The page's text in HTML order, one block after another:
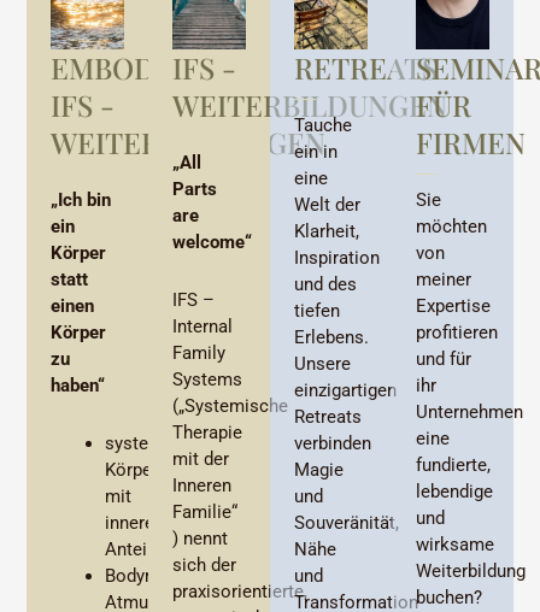
EMBODIED
IFS -
WEITERBILDUNGEN
„Ich bin
ein
Körper
statt
einen
Körper
zu
haben“
systemische
Körpertherapie
mit
inneren
Anteilen
Bodyreading,
Atmung,
IFS -
WEITERBILDUNGEN
„All
Parts
are
welcome“
IFS –
Internal
Family
Systems
(„Systemische
Therapie
mit der
Inneren
Familie“
) nennt
sich der
praxisorientierte,
RETREATS
Tauche
ein in
eine
Welt der
Klarheit,
Inspiration
und des
tiefen
Erlebens.
Unsere
einzigartigen
Retreats
verbinden
Magie
und
Souveränität,
Nähe
und
Transformation
FÜR
FIRMEN
Sie
möchten
von
meiner
Expertise
profitieren
und für
ihr
Unternehmen
eine
fundierte,
lebendige
und
wirksame
Weiterbildung
buchen?